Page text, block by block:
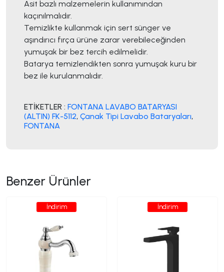
Asit bazlı malzemelerin kullanımından
kaçınılmalıdır.
Temizlikte kullanmak için sert sünger ve
aşındırıcı fırça ürüne zarar verebileceğinden
yumuşak bir bez tercih edilmelidir.
Batarya temizlendikten sonra yumuşak kuru bir
bez ile kurulanmalıdır.
ETİKETLER : FONTANA LAVABO BATARYASI
(ALTIN) FK-5112, Çanak Tipi Lavabo Bataryaları,
FONTANA
Benzer Ürünler
İndirim İndirim